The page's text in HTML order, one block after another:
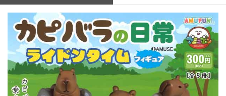
ログイン 会員登録
入荷スケジュールをチェック
カプセルトイマシン本体